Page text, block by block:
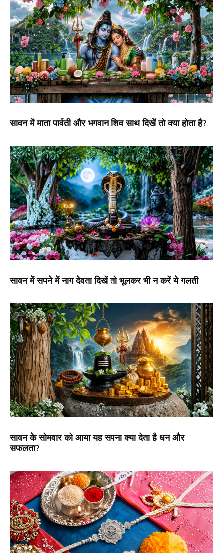
सावन में माता पार्वती और भगवान शिव साथ दिखें तो क्या होता है?
सावन में सपने में नाग देवता दिखें तो भूलकर भी न करें ये गलती
सावन के सोमवार को आया यह सपना क्या देता है धन और
सफलता?